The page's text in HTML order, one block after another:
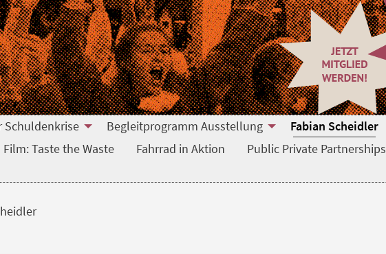
Schuldenkrise Begleitprogramm Ausstellung Fabian Scheidler
Film: Taste the Waste Fahrrad in Aktion Public Private Partnerships